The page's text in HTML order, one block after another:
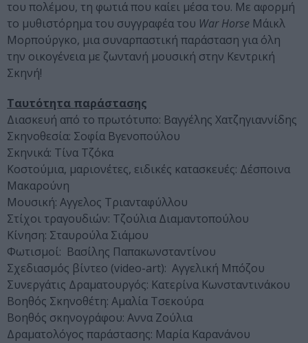
του πολέμου, τη φωτιά που καίει μέσα του. Με αφορμή
το μυθιστόρημα του συγγραφέα του War Horse Μάικλ
Μορπούργκο, μια συναρπαστική παράσταση για όλη
την οικογένεια με ζωντανή μουσική στην Κεντρική
Σκηνή!
Ταυτότητα παράστασης
Διασκευή από το πρωτότυπο: Βαγγέλης Χατζηγιαννίδης
Σκηνοθεσία: Σοφία Βγενοπούλου
Σκηνικά: Τίνα Τζόκα
Κοστούμια, μαριονέτες, ειδικές κατασκευές: Δέσποινα
Μακαρούνη
Μουσική: Αγγελος Τριανταφύλλου
Στίχοι τραγουδιών: Τζούλια Διαμαντοπούλου
Κίνηση: Σταυρούλα Σιάμου
Φωτισμοί: Βασίλης Παπακωνσταντίνου
Σχεδιασμός βίντεο (video-art): Αγγελική Μπόζου
Συνεργάτις Δραματουργός: Κατερίνα Κωνσταντινάκου
Βοηθός Σκηνοθέτη: Αμαλία Τσεκούρα
Βοηθός σκηνογράφου: Αννα Ζούλια
Δραματολόγος παράστασης: Μαρία Καρανάνου